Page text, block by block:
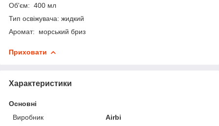
Об'єм: 400 мл
Тип освіжувача: жидкий
Аромат: морський бриз
Приховати
Характеристики
Основні
Виробник
Airbi